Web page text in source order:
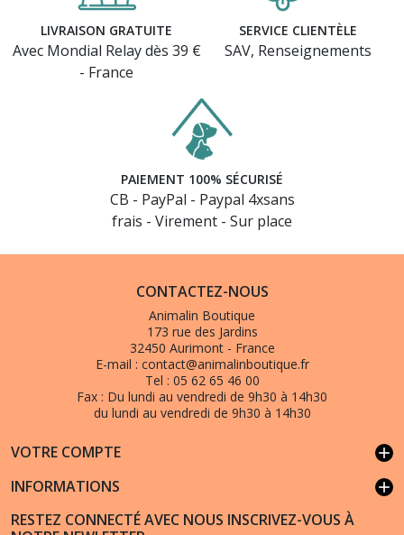
LIVRAISON GRATUITE
Avec Mondial Relay dès 39 €
- France
SERVICE CLIENTÈLE
SAV, Renseignements
PAIEMENT 100% SÉCURISÉ
CB - PayPal - Paypal 4xsans
frais - Virement - Sur place
CONTACTEZ-NOUS
Animalin Boutique
173 rue des Jardins
32450 Aurimont - France
E-mail : contact@animalinboutique.fr
Tel : 05 62 65 46 00
Fax : Du lundi au vendredi de 9h30 à 14h30
du lundi au vendredi de 9h30 à 14h30
VOTRE COMPTE add
INFORMATIONS add
RESTEZ CONNECTÉ AVEC NOUS INSCRIVEZ-VOUS À